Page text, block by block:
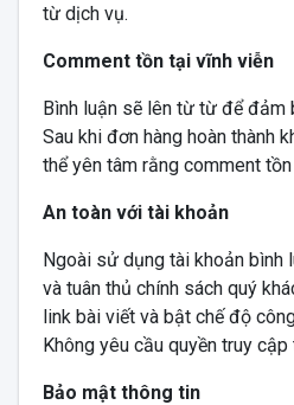
từ dịch vụ.
Comment tồn tại vĩnh viễn
Bình luận sẽ lên từ từ để đảm
Sau khi đơn hàng hoàn thành
thể yên tâm rằng comment
An toàn với tài khoản
Ngoài sử dụng tài khoản bình
và tuân thủ chính sách quý
link bài viết và bật chế độ
Không yêu cầu quyền truy cập
Bảo mật thông tin